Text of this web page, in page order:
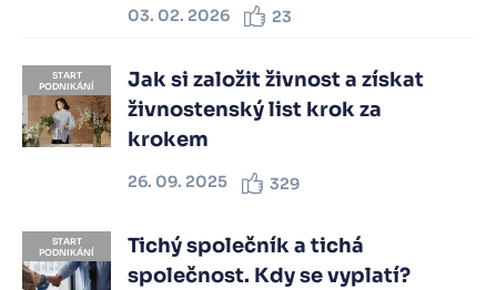
03. 02. 2026 23
START
PODNIKÁNÍ
Jak si založit živnost a získat
živnostenský list krok za
krokem
26. 09. 2025 329
START
PODNIKÁNÍ
Tichý společník a tichá
společnost. Kdy se vyplatí?